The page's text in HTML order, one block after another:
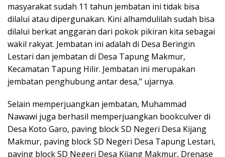
masyarakat sudah 11 tahun jembatan ini tidak bisa
dilalui atau dipergunakan. Kini alhamdulilah sudah bisa
dilalui berkat anggaran dari pokok pikiran kita sebagai
wakil rakyat. Jembatan ini adalah di Desa Beringin
Lestari dan jembatan di Desa Tapung Makmur,
Kecamatan Tapung Hilir. Jembatan ini merupakan
jembatan penghubung antar desa,” ujarnya.
Selain memperjuangkan jembatan, Muhammad
Nawawi juga berhasil memperjuangkan bookculver di
Desa Koto Garo, paving block SD Negeri Desa Kijang
Makmur, paving block SD Negeri Desa Tapung Lestari,
paving block SD Negeri Desa Kijang Makmur, Drenase